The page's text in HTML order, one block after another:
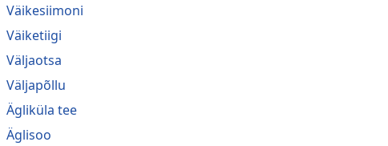
Väikesiimoni
Väiketiigi
Väljaotsa
Väljapõllu
Ägliküla tee
Äglisoo